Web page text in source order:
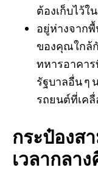
ต้องเก็บไว้ใ
อยู่ห่างจาก
ของคุณใกล้
ทหารอาคา
รัฐบาลอื่น ๆ
รถยนต์ที่เคลื่
กระป๋องส
เวลากลา